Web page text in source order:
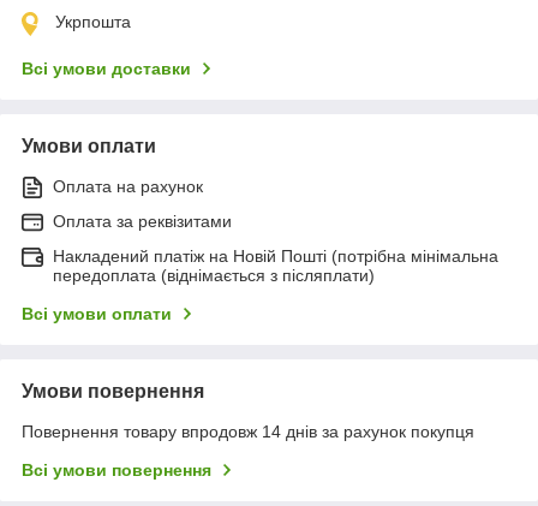
Укрпошта
Всі умови доставки
Умови оплати
Оплата на рахунок
Оплата за реквізитами
Накладений платіж на Новій Пошті (потрібна мінімальна
передоплата (віднімається з післяплати)
Всі умови оплати
Умови повернення
Повернення товару впродовж 14 днів за рахунок покупця
Всі умови повернення